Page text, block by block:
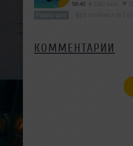
58:40
Радио-шоу
КОММЕНТАРИИ